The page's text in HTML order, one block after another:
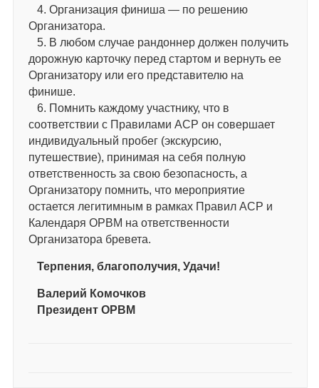
4. Организация финиша — по решению
Организатора.
5. В любом случае рандоннер должен получить
дорожную карточку перед стартом и вернуть ее
Организатору или его представителю на
финише.
6. Помнить каждому участнику, что в
соответствии с Правилами АСР он совершает
индивидуальный пробег (экскурсию,
путешествие), принимая на себя полную
ответственность за свою безопасность, а
Организатору помнить, что мероприятие
остается легитимным в рамках Правил АСР и
Календаря ОРВМ на ответственности
Организатора бревета.
Терпения, благополучия, Удачи!
Валерий Комочков
Президент ОРВМ